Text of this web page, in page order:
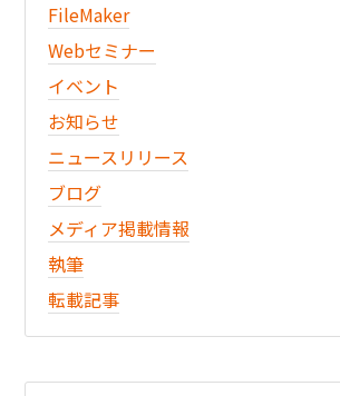
FileMaker
Webセミナー
イベント
お知らせ
ニュースリリース
ブログ
メディア掲載情報
執筆
転載記事